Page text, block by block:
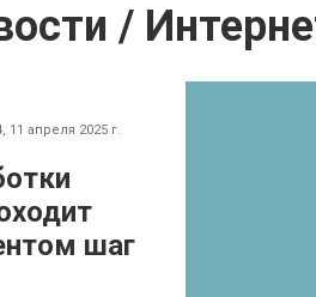
/
11 апреля 2025 г.
шаг